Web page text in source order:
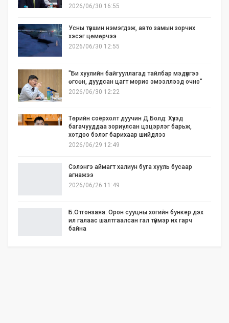
2026/06/30 16:55
Усны түвшин нэмэгдэж, авто замын зорчих
хэсэг цөмөрчээ
2026/06/30 12:55
"Би хуулийн байгууллагад тайлбар мэдүүлгээ
өгсөн, дуудсан цагт морио эмээллээд очно"
2026/06/30 12:22
Төрийн соёрхолт дуучин Д.Болд: Хүүхэд
багачууддаа зориулсан цэцэрлэг барьж,
хотдоо бэлэг барихаар шийдлээ
2026/06/29 12:49
Сэлэнгэ аймагт халиун буга хууль бусаар
агнажээ
2026/06/26 11:49
Б.Отгонзаяа: Орон сууцны хогийн бункер дэх
ил галаас шалтгаалсан гал түймэр их гарч
байна